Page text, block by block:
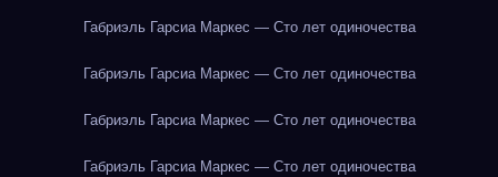
Габриэль Гарсиа Маркес — Сто лет одиночества
Габриэль Гарсиа Маркес — Сто лет одиночества
Габриэль Гарсиа Маркес — Сто лет одиночества
Габриэль Гарсиа Маркес — Сто лет одиночества